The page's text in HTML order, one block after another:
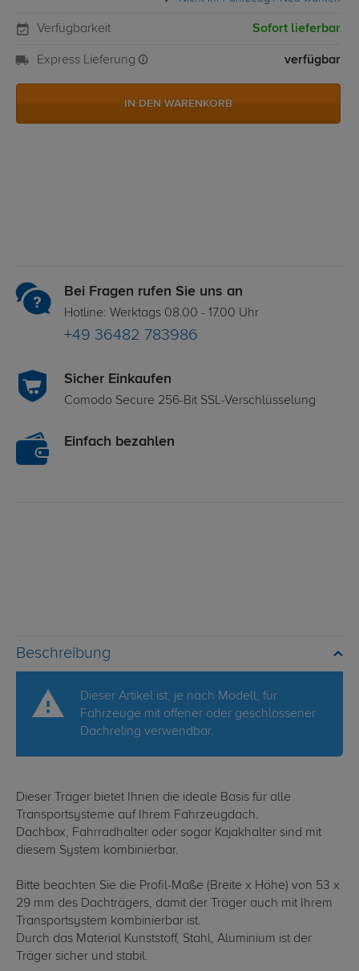
Verfügbarkeit Sofort lieferbar
Express Lieferung verfügbar
IN DEN WARENKORB
Bei Fragen rufen Sie uns an
Hotline: Werktags 08.00 - 17.00 Uhr
+49 36482 783986
Sicher Einkaufen
Comodo Secure 256-Bit SSL-Verschlüsselung
Einfach bezahlen
Beschreibung
Dieser Artikel ist, je nach Modell, für
Fahrzeuge mit offener oder geschlossener
Dachreling verwendbar.
Dieser Träger bietet Ihnen die ideale Basis für alle
Transportsysteme auf Ihrem Fahrzeugdach.
Dachbox, Fahrradhalter oder sogar Kajakhalter sind mit
diesem System kombinierbar.
Bitte beachten Sie die Profil-Maße (Breite x Höhe) von 53 x
29 mm des Dachträgers, damit der Träger auch mit Ihrem
Transportsystem kombinierbar ist.
Durch das Material Kunststoff, Stahl, Aluminium ist der
Träger sicher und stabil.